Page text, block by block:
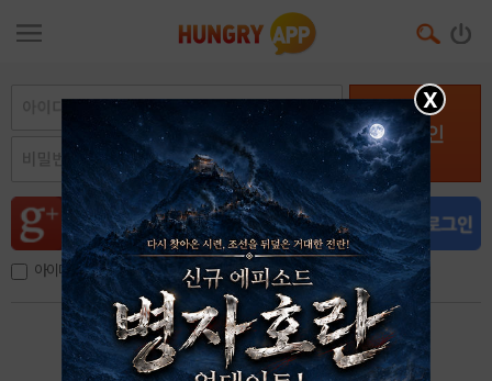
로그인
아이디, 이메일 저장
아이디 / 비밀번호 찾기 회원가입
X